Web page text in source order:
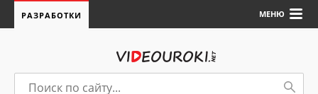
МЕНЮ
РАЗРАБОТКИ